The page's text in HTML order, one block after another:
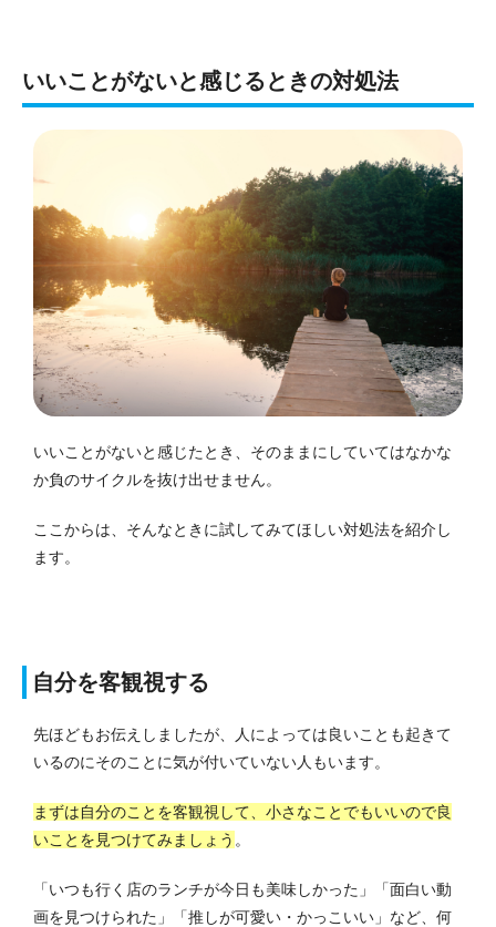
いいことがないと感じるときの対処法
いいことがないと感じたとき、そのままにしていてはなかな
か負のサイクルを抜け出せません。
ここからは、そんなときに試してみてほしい対処法を紹介し
ます。
自分を客観視する
先ほどもお伝えしましたが、人によっては良いことも起きて
いるのにそのことに気が付いていない人もいます。
まずは自分のことを客観視して、小さなことでもいいので良
いことを見つけてみましょう 。
「いつも行く店のランチが今日も美味しかった」「面白い動
画を見つけられた」「推しが可愛い・かっこいい」など、何